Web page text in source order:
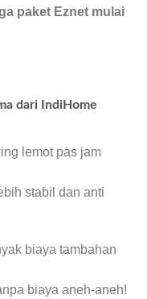
paket Eznet mulai
dari IndiHome
lemot pas jam
stabil dan anti
biaya tambahan
biaya aneh-aneh!